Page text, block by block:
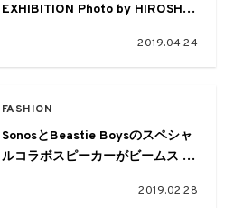
EXHIBITION Photo by HIROSHI
2019.04.24
FASHION
SonosとBeastie Boysのスペシャ
ルコラボスピーカーがビームス 六
2019.02.28